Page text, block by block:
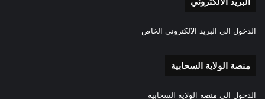
الدخول الى البريد الالكتروني الخاص
منصة الولاية السحابية
الدخول الى منصة الولاية السحابية